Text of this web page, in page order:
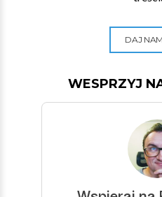
DAJ
WESPRZYJ